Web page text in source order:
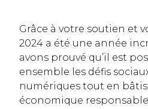
Grâce à votre soutien et
2024 a été une année
avons prouvé qu’il est
ensemble les défis
numériques tout en
économique